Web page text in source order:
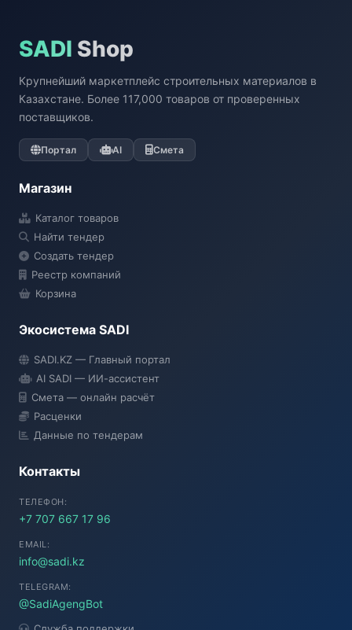
SADI Shop
Крупнейший маркетплейс строительных материалов в
Казахстане. Более 117,000 товаров от проверенных
поставщиков.
Портал AI Смета
Магазин
Каталог товаров
Найти тендер
Создать тендер
Реестр компаний
Корзина
Экосистема SADI
SADI.KZ — Главный портал
AI SADI — ИИ-ассистент
Смета — онлайн расчёт
Расценки
Данные по тендерам
Контакты
ТЕЛЕФОН:
+7 707 667 17 96
EMAIL:
info@sadi.kz
TELEGRAM:
@SadiAgengBot
● Подключение...